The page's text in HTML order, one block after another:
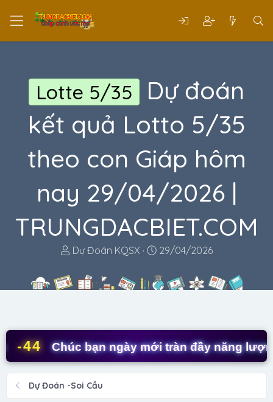
Lotte 5/35
Dự đoán
kết quả Lotto 5/35
theo con Giáp hôm
nay 29/04/2026 |
TRUNGDACBIET.COM
T
e
s
t
a
r
t
Dự Đoán KQSX
N
à
y
i
29/04/2026
Chúc bạn ngày mới tràn đầy năng lượng! ✨
Dự Đoán -Soi Cầu